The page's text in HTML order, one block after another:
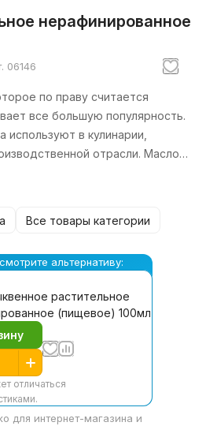
нерафинированное
06146
по праву считается
все большую популярность.
используют в кулинарии,
отрасли. Масло
фармакологии для
Все товары категории
альтернативу:
растительное
(пищевое) 100мл
отличаться
для интернет-магазина и